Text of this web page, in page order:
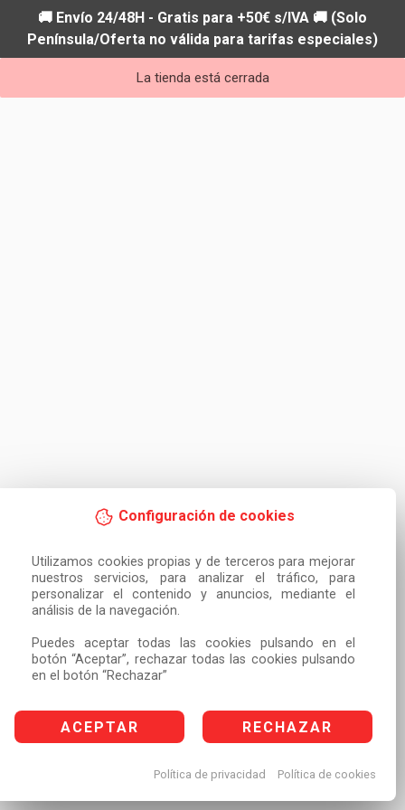
Configuración de cookies
Utilizamos cookies propias y de terceros para mejorar
nuestros servicios, para analizar el tráfico, para
personalizar el contenido y anuncios, mediante el
análisis de la navegación.
Puedes aceptar todas las cookies pulsando en el
botón “Aceptar”, rechazar todas las cookies pulsando
en el botón “Rechazar”
ACEPTAR RECHAZAR
Política de privacidad Política de cookies
🚚 Envío 24/48H - Gratis para +50€ s/IVA 🚚 (Solo
Península/Oferta no válida para tarifas especiales)
La tienda está cerrada